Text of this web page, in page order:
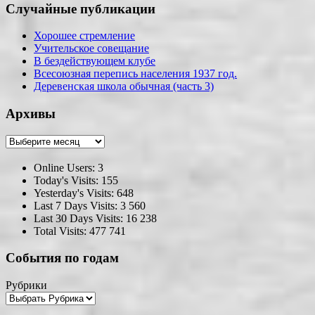
Случайные публикации
Хорошее стремление
Учительское совещание
В бездействующем клубе
Всесоюзная перепись населения 1937 год.
Деревенская школа обычная (часть 3)
Архивы
Архивы
Online Users: 3
Today's Visits: 155
Yesterday's Visits: 648
Last 7 Days Visits: 3 560
Last 30 Days Visits: 16 238
Total Visits: 477 741
События по годам
Рубрики